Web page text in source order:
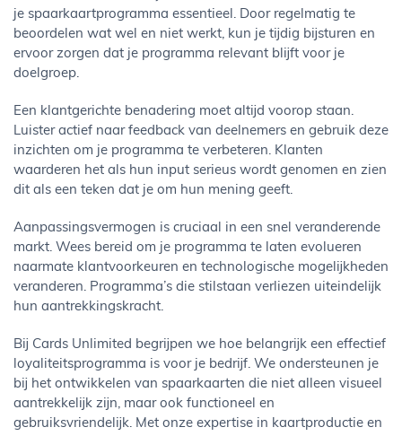
je spaarkaartprogramma essentieel. Door regelmatig te
beoordelen wat wel en niet werkt, kun je tijdig bijsturen en
ervoor zorgen dat je programma relevant blijft voor je
doelgroep.
Een klantgerichte benadering moet altijd voorop staan.
Luister actief naar feedback van deelnemers en gebruik deze
inzichten om je programma te verbeteren. Klanten
waarderen het als hun input serieus wordt genomen en zien
dit als een teken dat je om hun mening geeft.
Aanpassingsvermogen is cruciaal in een snel veranderende
markt. Wees bereid om je programma te laten evolueren
naarmate klantvoorkeuren en technologische mogelijkheden
veranderen. Programma’s die stilstaan verliezen uiteindelijk
hun aantrekkingskracht.
Bij Cards Unlimited begrijpen we hoe belangrijk een effectief
loyaliteitsprogramma is voor je bedrijf. We ondersteunen je
bij het ontwikkelen van spaarkaarten die niet alleen visueel
aantrekkelijk zijn, maar ook functioneel en
gebruiksvriendelijk. Met onze expertise in kaartproductie en